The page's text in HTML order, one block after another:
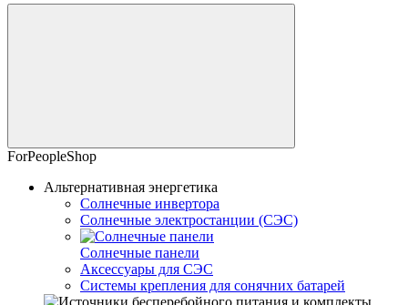
ForPeopleShop
Альтернативная энергетика
Солнечные инвертора
Солнечные электростанции (СЭС)
Солнечные панели
Аксессуары для СЭС
Системы крепления для сонячних батарей